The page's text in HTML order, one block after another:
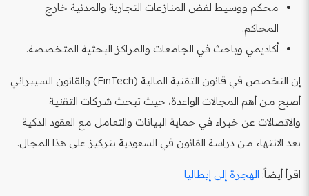
محكم ووسيط لفض المنازعات التجارية والمدنية خارج
المحاكم.
أكاديمي وباحث في الجامعات والمراكز البحثية المتخصصة.
إن التخصص في قانون التقنية المالية (FinTech) والقانون السيبراني
أصبح من أهم المجالات الواعدة، حيث تبحث شركات التقنية
والاتصالات عن خبراء في حماية البيانات والتعامل مع العقود الذكية
بعد الانتهاء من دراسة القانون في السعودية بتركيز على هذا المجال.
اقرأ أيضاً: الهجرة إلى إيطاليا